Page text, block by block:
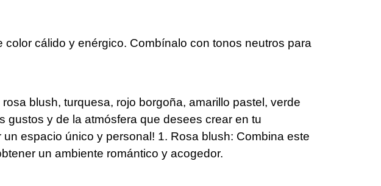
cálido y enérgico. Combínalo con tonos neutros para
blush, turquesa, rojo borgoña, amarillo pastel, verde
y de la atmósfera que desees crear en tu
espacio único y personal! 1. Rosa blush: Combina este
un ambiente romántico y acogedor.